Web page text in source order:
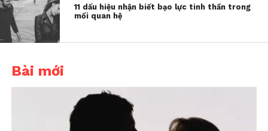
chậm rãi, nhưng rất chắc
chắn.
Câu chuyện ấy không phải của riêng ai. Ở đâu đó,
có lẽ không ít lần chúng ta cũng từng mang nỗi
bực tức về trút lên chồng, lên con, lên cha mẹ. Với
người ngoài, ta có thể chịu đựng. Nhưng không
hiểu vì sao, sự kiên nhẫn ấy lại hiếm khi dành cho
11 dấu hiệu nhận biết bạo lực tinh thần trong
mối quan hệ
Bài mới